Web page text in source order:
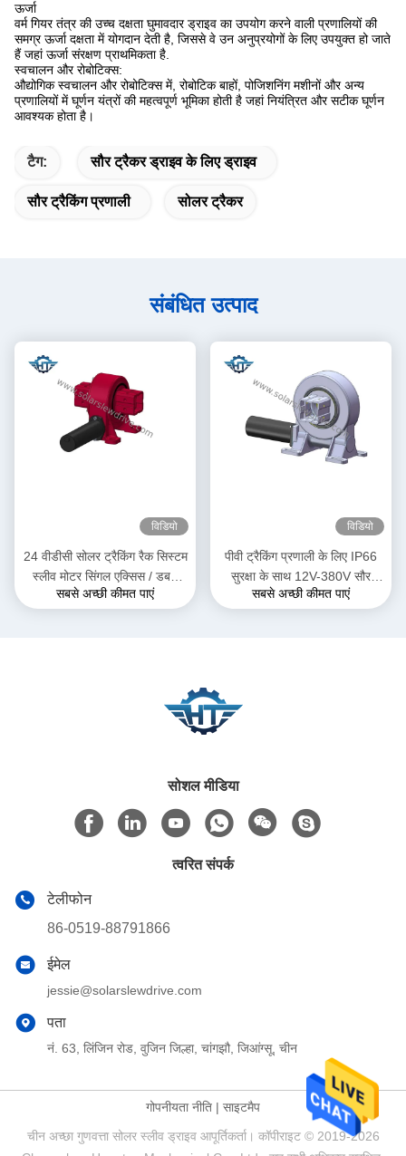
ऊर्जा
वर्म गियर तंत्र की उच्च दक्षता घुमावदार ड्राइव का उपयोग करने वाली प्रणालियों की
समग्र ऊर्जा दक्षता में योगदान देती है, जिससे वे उन अनुप्रयोगों के लिए उपयुक्त हो जाते
हैं जहां ऊर्जा संरक्षण प्राथमिकता है.
स्वचालन और रोबोटिक्स:
औद्योगिक स्वचालन और रोबोटिक्स में, रोबोटिक बाहों, पोजिशनिंग मशीनों और अन्य
प्रणालियों में घूर्णन यंत्रों की महत्वपूर्ण भूमिका होती है जहां नियंत्रित और सटीक घूर्णन
आवश्यक होता है।
टैग: सौर ट्रैकर ड्राइव के लिए ड्राइव
सौर ट्रैकिंग प्रणाली सोलर ट्रैकर
संबंधित उत्पाद
विडियो
24 वीडीसी सोलर ट्रैकिंग रैक सिस्टम
स्लीव मोटर सिंगल एक्सिस / डबल
एक्सिस ड्राइव के साथ
सबसे अच्छी कीमत पाएं
विडियो
पीवी ट्रैकिंग प्रणाली के लिए IP66
सुरक्षा के साथ 12V-380V सौर
ट्रैकर स्लीव ड्राइव
सबसे अच्छी कीमत पाएं
सोशल मीडिया
त्वरित संपर्क
टेलीफोन
86-0519-88791866
ईमेल
jessie@solarslewdrive.com
पता
नं. 63, लिंजिन रोड, वुजिन जिल्हा, चांगझौ, जिआंग्सू, चीन
गोपनीयता नीति | साइटमैप
चीन अच्छा गुणवत्ता सोलर स्लीव ड्राइव आपूर्तिकर्ता। कॉपीराइट © 2019-2026